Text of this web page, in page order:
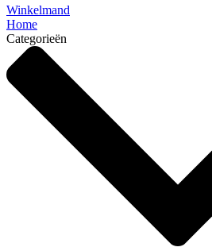
Winkelmand
Home
Categorieën